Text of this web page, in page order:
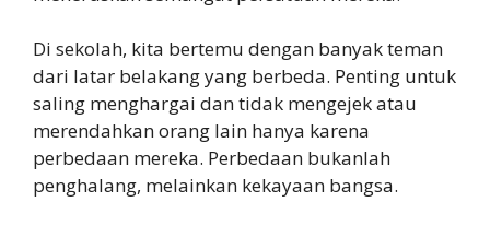
Di sekolah, kita bertemu dengan banyak teman
dari latar belakang yang berbeda. Penting untuk
saling menghargai dan tidak mengejek atau
merendahkan orang lain hanya karena
perbedaan mereka. Perbedaan bukanlah
penghalang, melainkan kekayaan bangsa.